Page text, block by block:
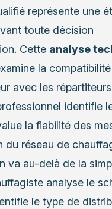
représente une
toute décision
Cette analyse
la
avec les
identifie
la fiabilité des
du réseau de
va au-delà de la
analyse le
le type de